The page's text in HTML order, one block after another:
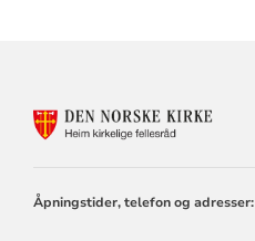
Åpningstider, telefon og adresser: